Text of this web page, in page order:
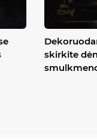
skirkite